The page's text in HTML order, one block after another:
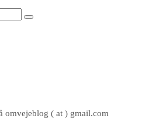
omvejeblog ( at ) gmail.com